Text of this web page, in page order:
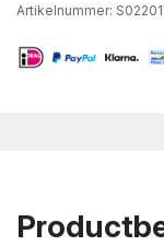
Artikelnummer: